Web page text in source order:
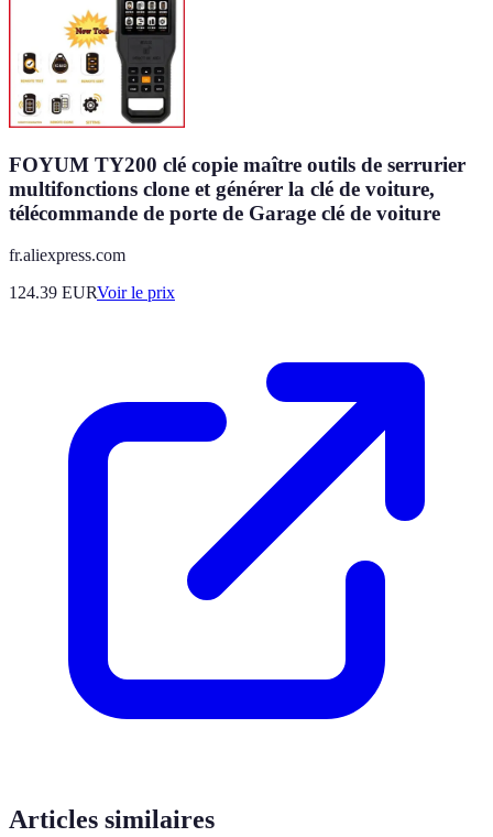
FOYUM TY200 clé copie maître outils de serrurier
multifonctions clone et générer la clé de voiture,
télécommande de porte de Garage clé de voiture
fr.aliexpress.com
124.39 EURVoir le prix
Articles similaires